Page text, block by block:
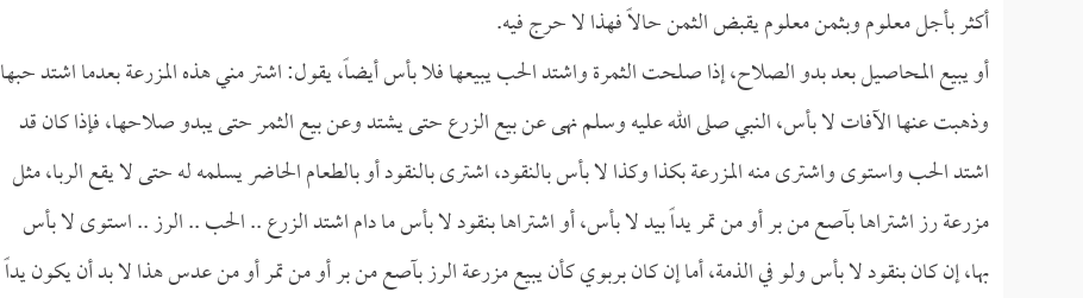
أكثر بأجل معلوم وبثمن معلوم يقبض الثمن حالاً فهذا لا حرج فيه.
أو يبيع المحاصيل بعد بدو الصلاح، إذا صلحت الثمرة واشتد الحب يبيعها فلا بأس أيضاً، يقول: اشتر مني هذه المزرعة بعدما اشتد حبها
وذهبت عنها الآفات لا بأس، النبي صلى الله عليه وسلم نهى عن بيع الزرع حتى يشتد وعن بيع الثمر حتى يبدو صلاحها، فإذا كان قد
اشتد الحب واستوى واشترى منه المزرعة بكذا وكذا لا بأس بالنقود، اشترى بالنقود أو بالطعام الحاضر يسلمه له حتى لا يقع الربا، مثل
مزرعة رز اشتراها بآصع من بر أو من تمر يداً بيد لا بأس، أو اشتراها بنقود لا بأس ما دام اشتد الزرع .. الحب .. الرز .. استوى لا بأس
بها، إن كان بنقود لا بأس ولو في الذمة، أما إن كان بربوي كأن يبيع مزرعة الرز بآصع من بر أو من تمر أو من عدس هذا لا بد أن يكون يداً